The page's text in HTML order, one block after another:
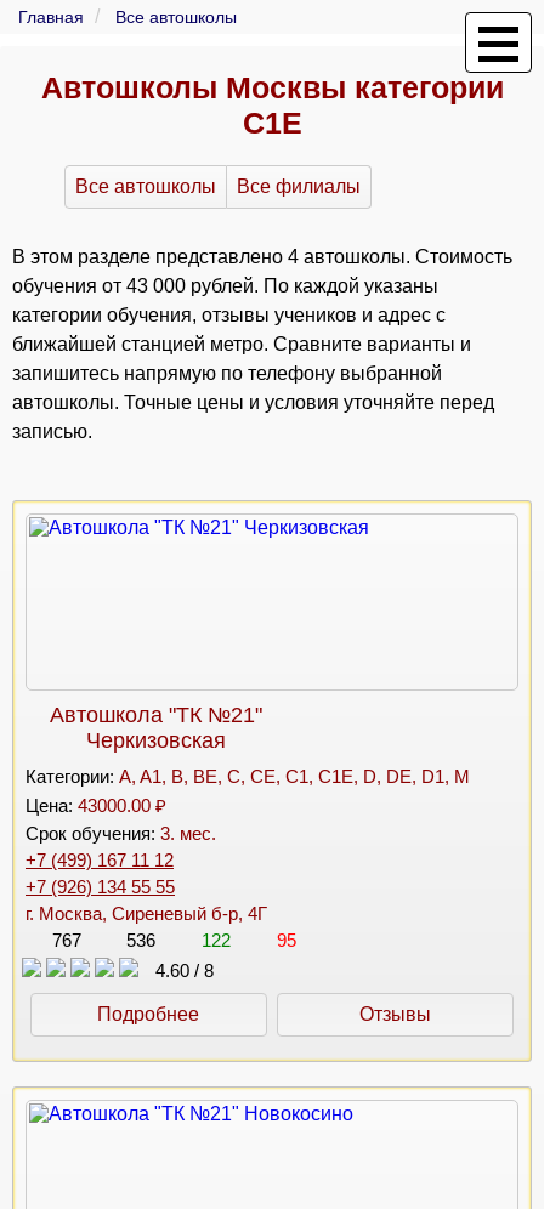
Главная Все автошколы
Автошколы Москвы категории
C1E
Все автошколы Все филиалы
В этом разделе представлено 4 автошколы. Стоимость
обучения от 43 000 рублей. По каждой указаны
категории обучения, отзывы учеников и адрес с
ближайшей станцией метро. Сравните варианты и
запишитесь напрямую по телефону выбранной
автошколы. Точные цены и условия уточняйте перед
записью.
Автошкола "ТК №21"
Черкизовская
Категории: A, A1, B, BE, C, CE, C1, C1E, D, DE, D1, M
Цена: 43000.00 ₽
Срок обучения: 3. мес.
+7 (499) 167 11 12
+7 (926) 134 55 55
г. Москва, Сиреневый б-р, 4Г
767
536 122
95
4.60 / 8
Подробнее Отзывы